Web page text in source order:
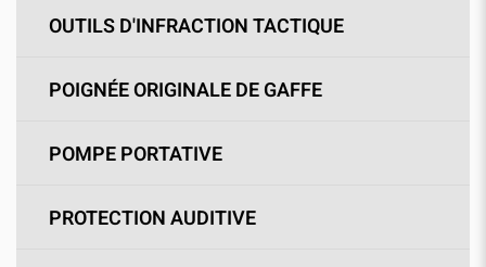
OUTILS D'INFRACTION TACTIQUE
POIGNÉE ORIGINALE DE GAFFE
POMPE PORTATIVE
PROTECTION AUDITIVE